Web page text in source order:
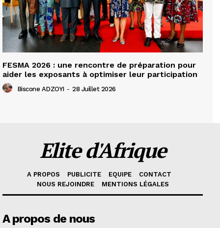
FESMA 2026 : une rencontre de préparation pour
aider les exposants à optimiser leur participation
Biscone ADZOYI - 28 Juillet 2026
Elite d'Afrique
A PROPOS PUBLICITE EQUIPE
CONTACT
NOUS REJOINDRE
MENTIONS LÉGALES
A propos de nous